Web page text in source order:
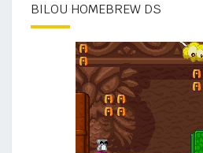
BILOU HOMEBREW DS